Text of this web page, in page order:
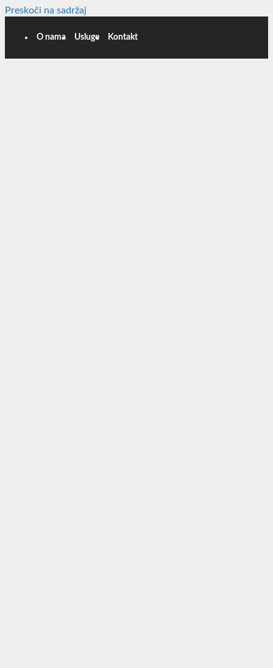
Preskoči na sadržaj
O nama Usluge Kontakt